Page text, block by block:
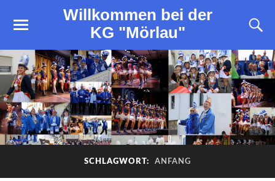
Willkommen bei der
KG "Mörlau"
SCHLAGWORT: ANFANG